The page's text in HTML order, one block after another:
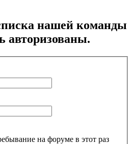
нашей команды
на форуме в этот раз